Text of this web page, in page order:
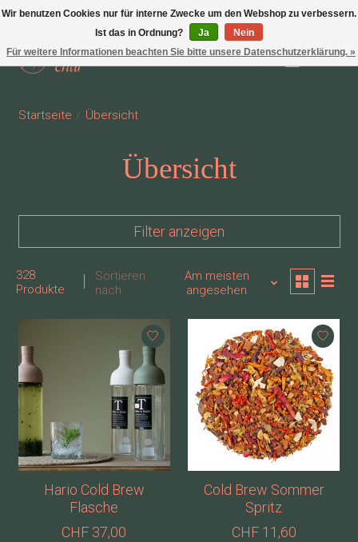
Wunschzettel
Ihr
Startseite / Übersicht
Übersicht
Filter anzeigen
328
Produkte
Sortieren
nach
Am meisten
angesehen
Hario Cold Brew
Flasche
CHF 37,00
Cold Brew Sommer
Spritz
CHF 11,60
Wir benutzen Cookies nur für interne Zwecke um den Webshop zu verbessern.
Ist das in Ordnung?
Ja
Nein
Für weitere Informationen beachten Sie bitte unsere Datenschutzerklärung. »